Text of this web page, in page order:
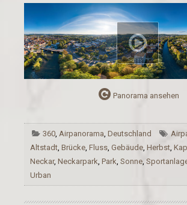
Panorama ansehen
360 Airpanorama ,Deutschland
Altstadt Brücke Fluss Gebäude Herbst
Neckar, Neckarpark Park Sonne
Urban